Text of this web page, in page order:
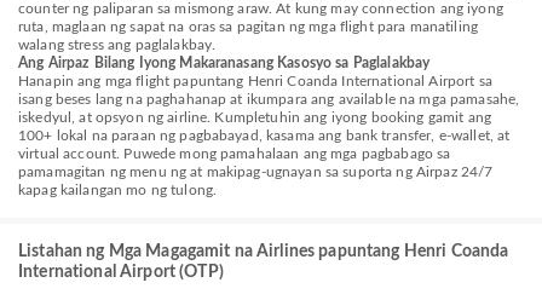
counter ng paliparan sa mismong araw. At kung may connection ang iyong
ruta, maglaan ng sapat na oras sa pagitan ng mga flight para manatiling
walang stress ang paglalakbay.
Ang Airpaz Bilang Iyong Makaranasang Kasosyo sa Paglalakbay
Hanapin ang mga flight papuntang Henri Coanda International Airport sa
isang beses lang na paghahanap at ikumpara ang available na mga pamasahe,
iskedyul, at opsyon ng airline. Kumpletuhin ang iyong booking gamit ang
100+ lokal na paraan ng pagbabayad, kasama ang bank transfer, e-wallet, at
virtual account. Puwede mong pamahalaan ang mga pagbabago sa
pamamagitan ng menu ng at makipag-ugnayan sa suporta ng Airpaz 24/7
kapag kailangan mo ng tulong.
Listahan ng Mga Magagamit na Airlines papuntang Henri Coanda
International Airport (OTP)